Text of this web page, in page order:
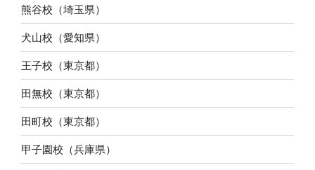
熊谷校（埼玉県）
犬山校（愛知県）
王子校（東京都）
田無校（東京都）
田町校（東京都）
甲子園校（兵庫県）